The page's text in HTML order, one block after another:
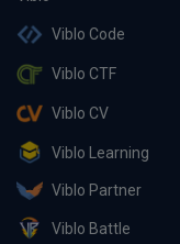
Viblo Code
Viblo CTF
Viblo CV
Viblo Learning
Viblo Partner
Viblo Battle